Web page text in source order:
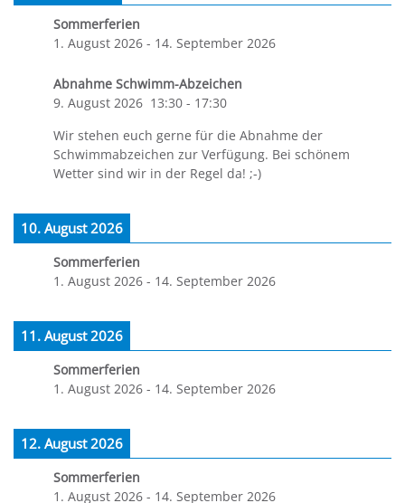
Sommerferien
1. August 2026 - 14. September 2026
Abnahme Schwimm-Abzeichen
9. August 2026 13:30 - 17:30
Wir stehen euch gerne für die Abnahme der
Schwimmabzeichen zur Verfügung. Bei schönem
Wetter sind wir in der Regel da! ;-)
10. August 2026
Sommerferien
1. August 2026 - 14. September 2026
11. August 2026
Sommerferien
1. August 2026 - 14. September 2026
12. August 2026
Sommerferien
1. August 2026 - 14. September 2026